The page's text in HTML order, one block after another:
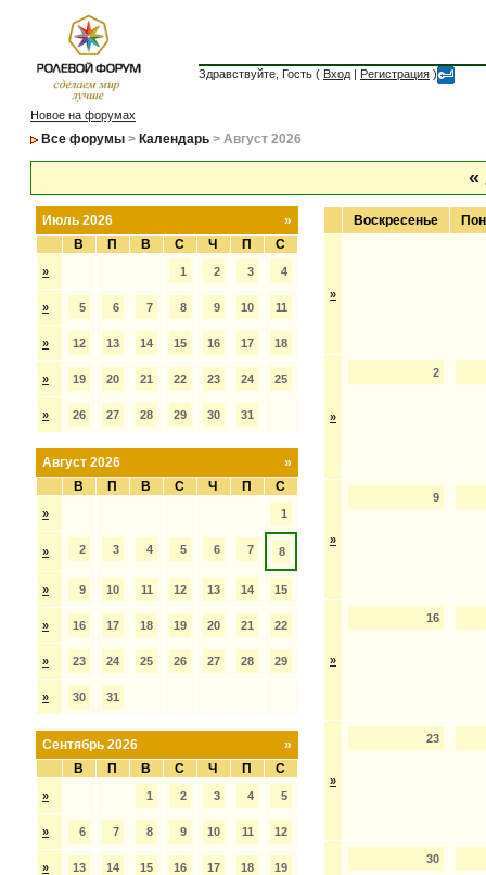
Здравствуйте, Гость ( Вход | Регистрация )
Новое на форумах
Все форумы > Календарь > Август 2026
«
»
Июль 2026
В
П В С Ч П С
» 1 2 3 4
» 5 6 7 8 9 10 11
» 12 13 14 15 16 17 18
» 19 20 21 22 23 24 25
» 26 27 28 29 30 31
»
Август 2026
В
П В С Ч П С
» 1
» 2 3 4 5 6 7 8
» 9 10 11 12 13 14 15
» 16 17 18 19 20 21 22
» 23 24 25 26 27 28 29
» 30 31
»
Сентябрь 2026
В
П В С Ч П С
» 1 2 3 4 5
» 6 7 8 9 10 11 12
» 13 14 15 16 17 18 19
Воскресенье
»
»
2
»
9
»
16
»
23
30